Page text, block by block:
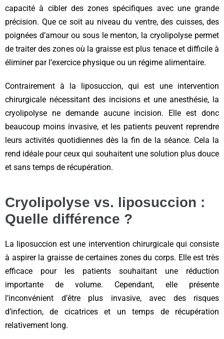
capacité à cibler des zones spécifiques avec une grande
précision. Que ce soit au niveau du ventre, des cuisses, des
poignées d’amour ou sous le menton, la cryolipolyse permet
de traiter des zones où la graisse est plus tenace et difficile à
éliminer par l’exercice physique ou un régime alimentaire.
Contrairement à la liposuccion, qui est une intervention
chirurgicale nécessitant des incisions et une anesthésie, la
cryolipolyse ne demande aucune incision. Elle est donc
beaucoup moins invasive, et les patients peuvent reprendre
leurs activités quotidiennes dès la fin de la séance. Cela la
rend idéale pour ceux qui souhaitent une solution plus douce
et sans temps de récupération.
Cryolipolyse vs. liposuccion :
Quelle différence ?
La liposuccion est une intervention chirurgicale qui consiste
à aspirer la graisse de certaines zones du corps. Elle est très
efficace pour les patients souhaitant une réduction
importante de volume. Cependant, elle présente
l’inconvénient d’être plus invasive, avec des risques
d’infection, de cicatrices et un temps de récupération
relativement long.